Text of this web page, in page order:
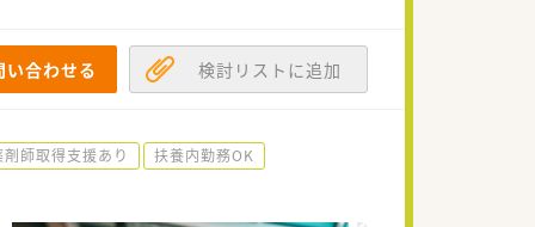
合わせる 検討リストに追加
師取得支援あり 扶養内勤務OK